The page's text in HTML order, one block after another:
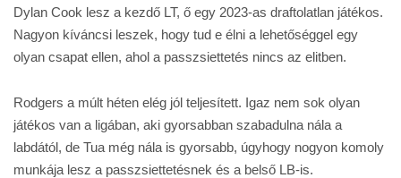
Dylan Cook lesz a kezdő LT, ő egy 2023-as draftolatlan játékos.
Nagyon kíváncsi leszek, hogy tud e élni a lehetőséggel egy
olyan csapat ellen, ahol a passzsiettetés nincs az elitben.
Rodgers a múlt héten elég jól teljesített. Igaz nem sok olyan
játékos van a ligában, aki gyorsabban szabadulna nála a
labdától, de Tua még nála is gyorsabb, úgyhogy nogyon komoly
munkája lesz a passzsiettetésnek és a belső LB-is.